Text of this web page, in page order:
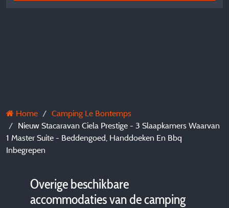
Home
Camping Le Bontemps
Nieuw Stacaravan Ciela Prestige - 3 Slaapkamers Waarvan
1 Master Suite - Beddengoed, Handdoeken En Bbq
Inbegrepen
Overige beschikbare
accommodaties van de camping